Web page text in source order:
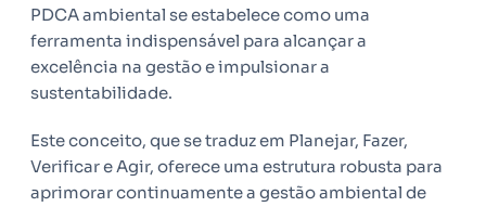
PDCA ambiental se estabelece como uma
ferramenta indispensável para alcançar a
excelência na gestão e impulsionar a
sustentabilidade.
Este conceito, que se traduz em Planejar, Fazer,
Verificar e Agir, oferece uma estrutura robusta para
aprimorar continuamente a gestão ambiental de